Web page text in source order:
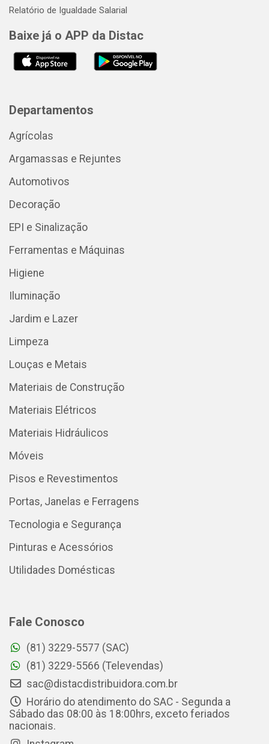
Relatório de Igualdade Salarial
Baixe já o APP da Distac
Departamentos
Agrícolas
Argamassas e Rejuntes
Automotivos
Decoração
EPI e Sinalização
Ferramentas e Máquinas
Higiene
Iluminação
Jardim e Lazer
Limpeza
Louças e Metais
Materiais de Construção
Materiais Elétricos
Materiais Hidráulicos
Móveis
Pisos e Revestimentos
Portas, Janelas e Ferragens
Tecnologia e Segurança
Pinturas e Acessórios
Utilidades Domésticas
Fale Conosco
(81) 3229-5577 (SAC)
(81) 3229-5566 (Televendas)
sac@distacdistribuidora.com.br
Horário do atendimento do SAC - Segunda a
Sábado das 08:00 às 18:00hrs, exceto feriados
nacionais.